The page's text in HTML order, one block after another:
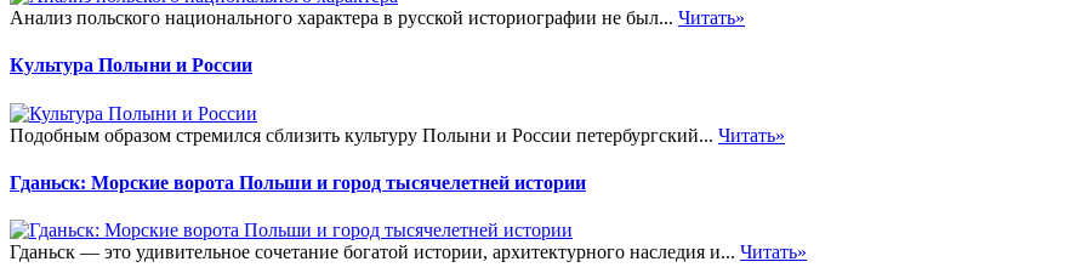
Анализ польского национального характера в русской историографии не был... Читать»
Культура Полыни и России
Подобным образом стремился сблизить культуру Полыни и России петербургский... Читать»
Гданьск: Морские ворота Польши и город тысячелетней истории
Гданьск — это удивительное сочетание богатой истории, архитектурного наследия и... Читать»